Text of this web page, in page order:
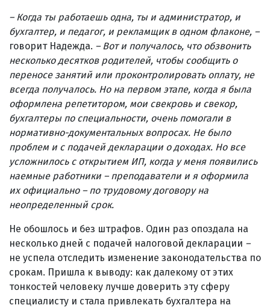
– Когда ты работаешь одна, ты и администратор, и
бухгалтер, и педагог, и рекламщик в одном флаконе, –
говорит Надежда. –Вот и получалось, что обзвонить
несколько десятков родителей, чтобы сообщить о
переносе занятий или проконтролировать оплату, не
всегда получалось. Но на первом этапе, когда я была
оформлена репетитором, мои свекровь и свекор,
бухгалтеры по специальности, очень помогали в
нормативно-документальных вопросах. Не было
проблем и с подачей декларации о доходах. Но все
усложнилось с открытием ИП, когда у меня появились
наемные работники –преподаватели и я оформила
их официально –по трудовому договору на
неопределенный срок.
Не обошлось и без штрафов. Один раз опоздала на
несколько дней с подачей налоговой декларации –
не успела отследить изменение законодательства по
срокам. Пришла к выводу: как далекому от этих
тонкостей человеку лучше доверить эту сферу
специалисту и стала привлекать бухгалтера на